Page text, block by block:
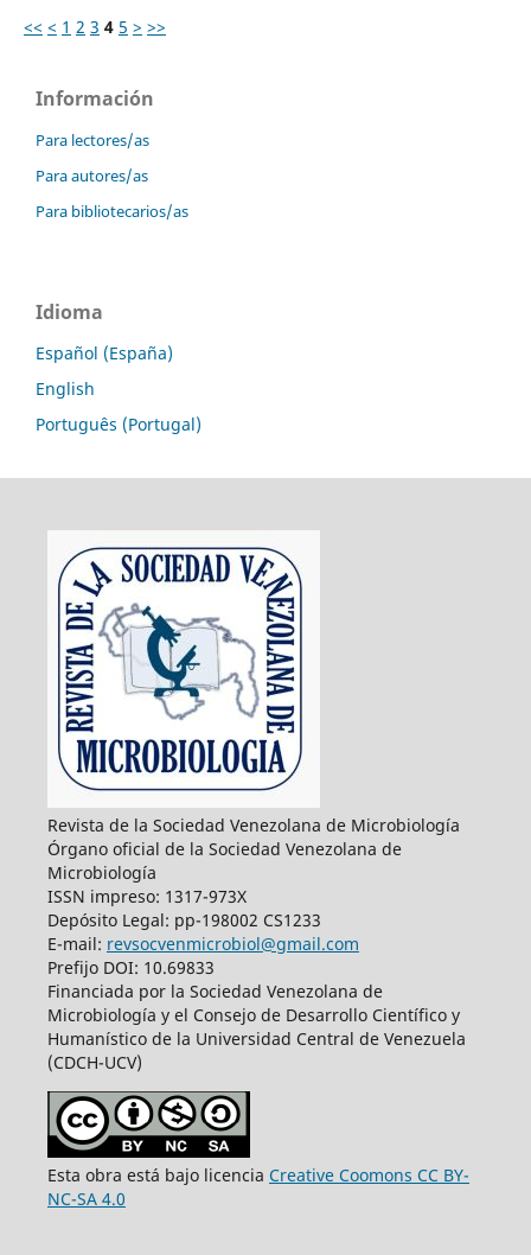
<< < 1 2 3 4 5 > >>
Información
Para lectores/as
Para autores/as
Para bibliotecarios/as
Idioma
Español (España)
English
Português (Portugal)
Revista de la Sociedad Venezolana de Microbiología
Órgano oficial de la Sociedad Venezolana de
Microbiología
ISSN impreso: 1317-973X
Depósito Legal: pp-198002 CS1233
E-mail: revsocvenmicrobiol@gmail.com
Prefijo DOI: 10.69833
Financiada por la Sociedad Venezolana de
Microbiología y el Consejo de Desarrollo Científico y
Humanístico de la Universidad Central de Venezuela
(CDCH-UCV)
Esta obra está bajo licencia Creative Coomons CC BY-
NC-SA 4.0